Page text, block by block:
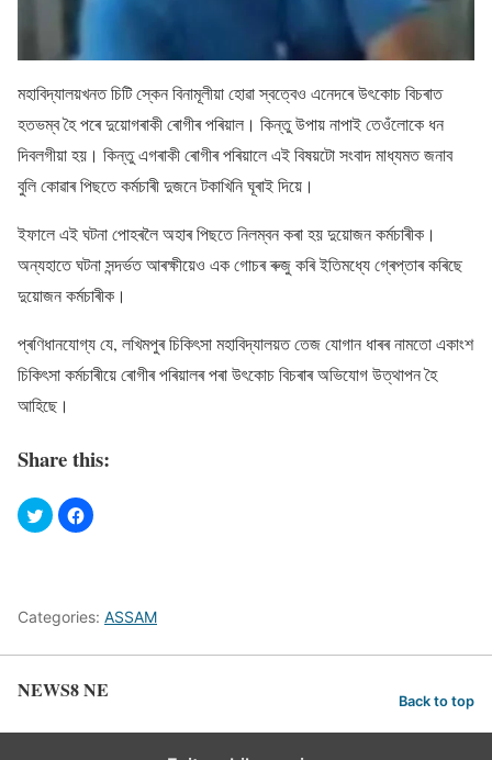
মহাবিদ্যালয়খনত চিটি স্কেন বিনামূলীয়া হোৱা স্বত্বেও এনেদৰে উৎকোচ বিচৰাত
হতভম্ব হৈ পৰে দুয়োগৰাকী ৰোগীৰ পৰিয়াল। কিন্তু উপায় নাপাই তেওঁলোকে ধন
দিবলগীয়া হয়। কিন্তু এগৰাকী ৰোগীৰ পৰিয়ালে এই বিষয়টো সংবাদ মাধ্যমত জনাব
বুলি কোৱাৰ পিছতে কৰ্মচাৰী দুজনে টকাখিনি ঘূৰাই দিয়ে।
ইফালে এই ঘটনা পোহৰলৈ অহাৰ পিছতে নিলম্বন কৰা হয় দুয়োজন কৰ্মচাৰীক।
অন্যহাতে ঘটনা সন্দৰ্ভত আৰক্ষীয়েও এক গোচৰ ৰুজু কৰি ইতিমধ্যে গ্ৰেপ্তাৰ কৰিছে
দুয়োজন কৰ্মচাৰীক।
প্ৰণিধানযোগ্য যে, লখিমপুৰ চিকিৎসা মহাবিদ্যালয়ত তেজ যোগান ধাৰৰ নামতো একাংশ
চিকিৎসা কৰ্মচাৰীয়ে ৰোগীৰ পৰিয়ালৰ পৰা উৎকোচ বিচৰাৰ অভিযোগ উত্থাপন হৈ
আহিছে।
Share this:
Categories: ASSAM
NEWS8 NE Back to top